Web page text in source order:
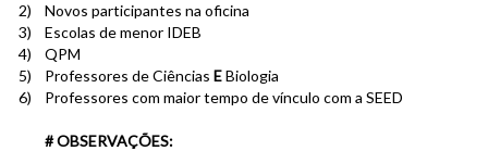
2)
Novos participantes na oficina
3)
Escolas de menor IDEB
4)
QPM
5)
Professores de Ciências EBiologia
6)
Professores com maior tempo de vínculo com a SEED
# OBSERVAÇÕES: